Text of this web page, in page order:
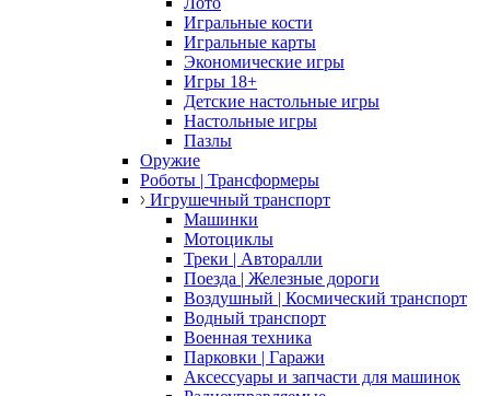
Игральные кости
Игральные карты
Экономические игры
Игры 18+
Детские настольные игры
Настольные игры
Пазлы
Оружие
Роботы | Трансформеры
Игрушечный транспорт
Машинки
Мотоциклы
Треки | Авторалли
Поезда | Железные дороги
Воздушный | Космический транспорт
Водный транспорт
Военная техника
Парковки | Гаражи
Аксессуары и запчасти для машинок